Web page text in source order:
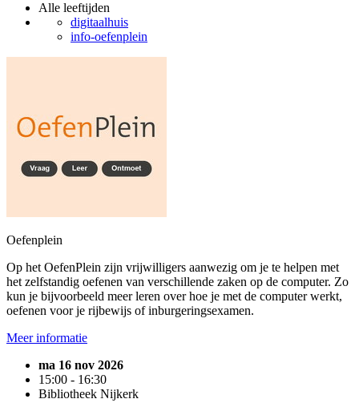
Alle leeftijden
digitaalhuis
info-oefenplein
Oefenplein
Op het OefenPlein zijn vrijwilligers aanwezig om je te helpen met
het zelfstandig oefenen van verschillende zaken op de computer. Zo
kun je bijvoorbeeld meer leren over hoe je met de computer werkt,
oefenen voor je rijbewijs of inburgeringsexamen.
Meer informatie
ma 16 nov 2026
15:00 - 16:30
Bibliotheek Nijkerk